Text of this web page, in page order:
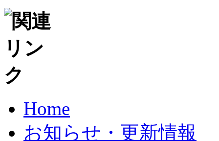
Home
お知らせ・更新情報